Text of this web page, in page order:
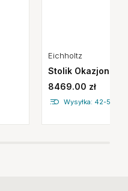
Eichholtz
Stolik
8469.00 zł
Wysyłka: 42-56 dni